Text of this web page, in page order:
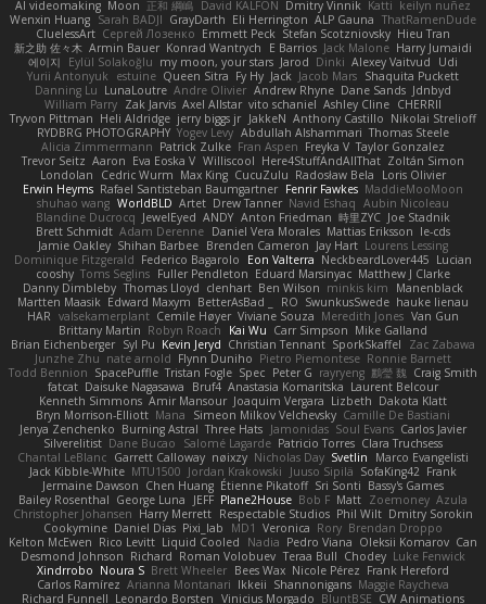
AI videomaking Moon 正和 綱嶋 David KALFON Dmitry Vinnik Katti keilyn nuñez
Wenxin Huang Sarah BADJI GrayDarth Eli Herrington ALP Gauna ThatRamenDude
CluelessArt Cергей Лозенко Emmett Peck Stefan Scotzniovsky Hieu Tran
新之助 佐々木 Armin Bauer Konrad Wantrych E Barrios Jack Malone Harry Jumaidi
에이지
Eylül Solakoğlu my moon, your stars Jarod Dinki Alexey Vaitvud
Udi
Yurii Antonyuk
estuine Queen Sitra Fy Hy Jack Jacob Mars Shaquita Puckett
Danning Lu LunaLoutre Andre Olivier Andrew Rhyne Dane Sands Jdnbyd
William Parry Zak Jarvis Axel Allstar vito schaniel Ashley Cline CHERRII
Tryvon Pittman Heli Aldridge jerry biggs jr JakkeN Anthony Castillo Nikolai Strelioff
RYDBRG PHOTOGRAPHY Yogev Levy Abdullah Alshammari Thomas Steele
Alicia Zimmermann Patrick Zulke Fran Aspen Freyka V Taylor Gonzalez
Trevor Seitz Aaron Eva Eoska V Williscool Here4StuffAndAllThat Zoltán Simon
Londolan
Cedric Wurm Max King CucuZulu Radosław Bela
Loris Olivier
Erwin Heyms Rafael Santisteban Baumgartner Fenrir Fawkes MaddieMooMoon
shuhao wang WorldBLD Artet Drew Tanner Navid Eshaq Aubin Nicoleau
Blandine Ducrocq JewelEyed ANDY Anton Friedman 時里ZYC Joe Stadnik
Brett Schmidt Adam Derenne Daniel Vera Morales Mattias Eriksson le-cds
Jamie Oakley Shihan Barbee Brenden Cameron Jay Hart Lourens Lessing
Dominique Fitzgerald Federico Bagarolo Eon Valterra NeckbeardLover445 Lucian
cooshy Toms Seglins Fuller Pendleton Eduard Marsinyac Matthew J Clarke
Danny Dimbleby Thomas Lloyd clenhart Ben Wilson minkis kim
Manenblack
Martten Maasik Edward Maxym BetterAsBad _ RO SwunkusSwede hauke lienau
HAR valsekamerplant Cemile Høyer Viviane Souza Meredith Jones Van Gun
Brittany Martin Robyn Roach Kai Wu Carr Simpson Mike Galland
Brian Eichenberger Syl Pu Kevin Jeryd Christian Tennant SporkSkaffel
Zac Zabawa
Junzhe Zhu nate arnold Flynn Duniho Pietro Piemontese Ronnie Barnett
Todd Bennion SpacePuffle Tristan Fogle Spec Peter G rayryeng 鸝瑩 魏 Craig Smith
fatcat Daisuke Nagasawa Bruf4 Anastasia Komaritska Laurent Belcour
Kenneth Simmons Amir Mansour Joaquim Vergara Lizbeth Dakota Klatt
Bryn Morrison-Elliott Mana Simeon Milkov Velchevsky Camille De Bastiani
Jenya Zenchenko Burning Astral Three Hats Jamonidas Soul Evans Carlos Javier
Silverelitist Dane Bucao Salomé Lagarde Patricio Torres Clara Truchsess
Chantal LeBlanc Garrett Calloway nøixzy Nicholas Day Svetlin
Marco Evangelisti
Jack Kibble-White MTU1500 Jordan Krakowski Juuso Sipilä SofaKing42 Frank
Jermaine Dawson Chen Huang Étienne Pikatoff Sri Sonti Bassy's Games
Bailey Rosenthal George Luna JEFF Plane2House Bob F Matt Zoemoney Azula
Christopher Johansen Harry Merrett Respectable Studios Phil Wilt Dmitry Sorokin
Cookymine Daniel Dias Pixi_lab MD1 Veronica Rory Brendan Droppo
Kelton McEwen Rico Levitt Liquid Cooled Nadia Pedro Viana Oleksii Komarov Can
Desmond Johnson Richard Roman Volobuev Teraa Bull Chodey Luke Fenwick
Xindrrobo Noura S Brett Wheeler Bees Wax Nicole Pérez Frank Hereford
Carlos Ramírez Arianna Montanari Ikkeii Shannonigans Maggie Raycheva
Richard Funnell Leonardo Borsten Vinicius Morgado BluntBSE CW Animations